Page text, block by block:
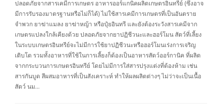
ปลอดภัยจากสารเคมีการเกษตร อาหารออร์แกนิคผลิตเกษตรอินทรีย์ (ซึ่งอาจ
มีการรับรองมาตรฐานหรือไม่ก็ได้) ไม่ใช้สารเคมีการเกษตรที่เป็นอันตราย
จำพวก ยาฆ่าแมลง ยาฆ่าหญ้า หรือปุ๋ยอินทรี และยังต้องระวังสารเคมีจาก
เกษตรแปลงใกล้เคียงด้วย ปลอดภัยจากยาปฏิชีวนะและฮอร์โมน สัตว์ที่เลี้ยง
ในระบบเกษตรอินทรีย์จะไม่มีการใช้ยาปฏิชีวนะหรือฮอร์โมนเร่งการเจริญ
เติบโต รวมทั้งอาหารที่ใช้ในการเลี้ยงก็ต้องเป็นอาหารสัตว์ออร์กานิค ที่ผลิต
จากกระบวนการเกษตรอินทรีย์ โดยไม่มีการใส่สารปรุงแต่งที่ต้องห้าม เช่น
สารกันบูด สีผสมอาหารที่เป็นสังเคราะห์ ทำให้ผลผลิตต่างๆ ไม่ว่าจะเป็นเนื้อ
สัตว์ นม…